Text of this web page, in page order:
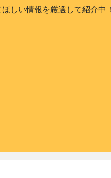
しい情報を厳選して紹介中！